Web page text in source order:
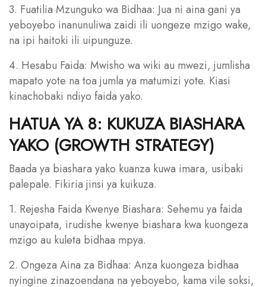
3. Fuatilia Mzunguko wa Bidhaa: Jua ni aina gani ya
yeboyebo inanunuliwa zaidi ili uongeze mzigo wake,
na ipi haitoki ili uipunguze.
4. Hesabu Faida: Mwisho wa wiki au mwezi, jumlisha
mapato yote na toa jumla ya matumizi yote. Kiasi
kinachobaki ndiyo faida yako.
HATUA YA 8: KUKUZA BIASHARA
YAKO (GROWTH STRATEGY)
Baada ya biashara yako kuanza kuwa imara, usibaki
palepale. Fikiria jinsi ya kuikuza.
1. Rejesha Faida Kwenye Biashara: Sehemu ya faida
unayoipata, irudishe kwenye biashara kwa kuongeza
mzigo au kuleta bidhaa mpya.
2. Ongeza Aina za Bidhaa: Anza kuongeza bidhaa
nyingine zinazoendana na yeboyebo, kama vile soksi,